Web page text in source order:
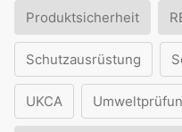
Produktsicherheit
Schutzausrüstung
UKCA